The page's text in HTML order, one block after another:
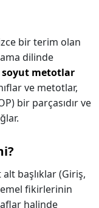
bir terim olan
dilinde
soyut metotlar
ve metotlar,
bir parçasıdır ve
alt başlıklar (Giriş,
fikirlerinin
halinde